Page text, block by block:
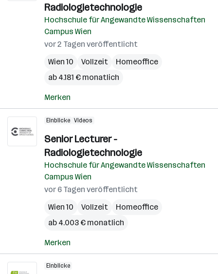
Radiologietechnologie
Hochschule für Angewandte Wissenschaften
Campus Wien
vor 2 Tagen veröffentlicht
Wien 10
Vollzeit
Homeoffice
ab 4.181 € monatlich
Merken
Einblicke Videos
Senior Lecturer -
Radiologietechnologie
Hochschule für Angewandte Wissenschaften
Campus Wien
vor 6 Tagen veröffentlicht
Wien 10
Vollzeit
Homeoffice
ab 4.003 € monatlich
Merken
Einblicke